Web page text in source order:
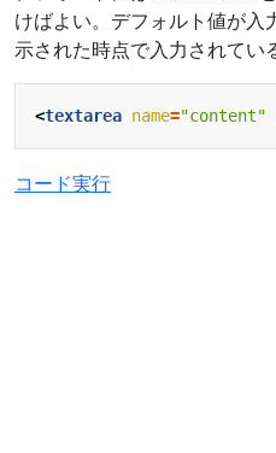
けばよい。デフォルト値が入
示された時点で入力されてい
<textarea name="content"
コード実行